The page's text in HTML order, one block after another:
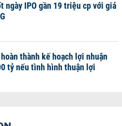
ngày IPO gần 19 triệu cp với giá
thành kế hoạch lợi nhuận
tỷ nếu tình hình thuận lợi